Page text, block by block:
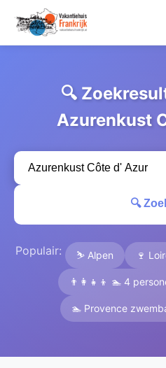
🔍
Azurenkust
🔍
Populair: ⛷️ Alpen 🍷
👨‍👩‍👧‍👦 🏊 4
🏊 Provence